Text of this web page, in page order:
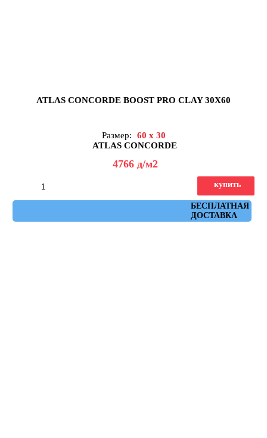
ATLAS CONCORDE BOOST PRO CLAY 30X60
Размер:
60 x 30
ATLAS CONCORDE
4766 д/м2
БЕСПЛАТНАЯ
ДОСТАВКА
купить